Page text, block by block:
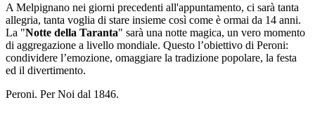
A Melpignano nei giorni precedenti all'appuntamento, ci sarà tanta
allegria, tanta voglia di stare insieme così come è ormai da 14 anni.
La "Notte della Taranta" sarà una notte magica, un vero momento
di aggregazione a livello mondiale. Questo l’obiettivo di Peroni:
condividere l’emozione, omaggiare la tradizione popolare, la festa
ed il divertimento.
Peroni. Per Noi dal 1846.